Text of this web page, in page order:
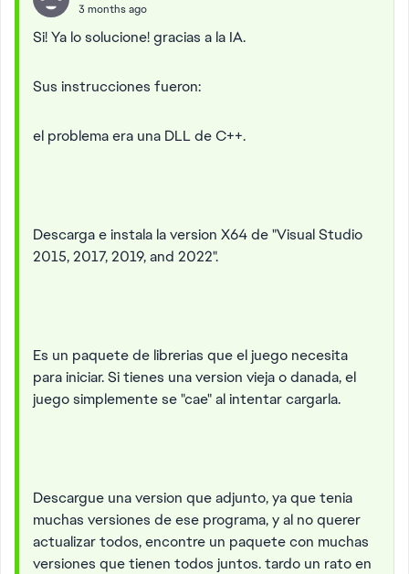
3 months ago
Si! Ya lo solucione! gracias a la IA.
Sus instrucciones fueron:
el problema era una DLL de C++.
Descarga e instala la version X64 de "Visual Studio
2015, 2017, 2019, and 2022".
Es un paquete de librerias que el juego necesita
para iniciar. Si tienes una version vieja o danada, el
juego simplemente se "cae" al intentar cargarla.
Descargue una version que adjunto, ya que tenia
muchas versiones de ese programa, y al no querer
actualizar todos, encontre un paquete con muchas
versiones que tienen todos juntos. tardo un rato en